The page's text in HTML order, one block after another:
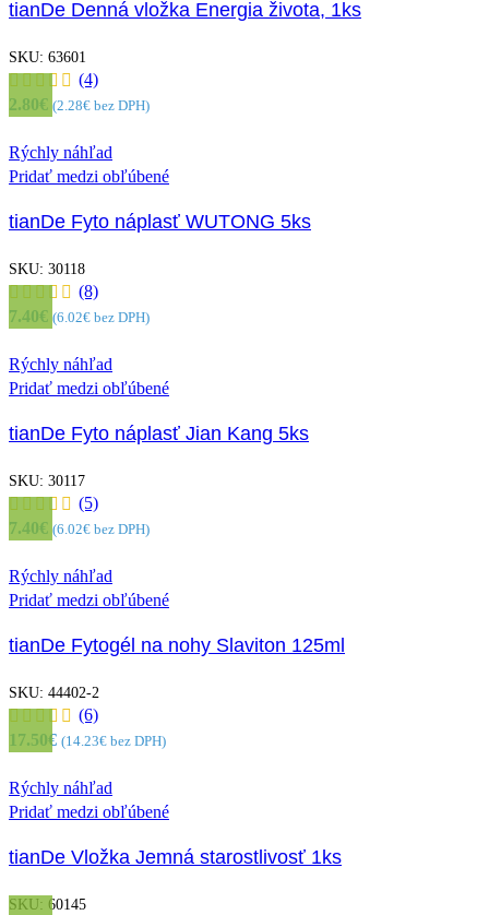
tianDe Denná vložka Energia života, 1ks
SKU: 63601
(4)
2.80€ (2.28€ bez DPH)
Rýchly náhľad
Pridať medzi obľúbené
tianDe Fyto náplasť WUTONG 5ks
SKU: 30118
(8)
7.40€ (6.02€ bez DPH)
Rýchly náhľad
Pridať medzi obľúbené
tianDe Fyto náplasť Jian Kang 5ks
SKU: 30117
(5)
7.40€ (6.02€ bez DPH)
Rýchly náhľad
Pridať medzi obľúbené
tianDe Fytogél na nohy Slaviton 125ml
SKU: 44402-2
(6)
17.50€ (14.23€ bez DPH)
Rýchly náhľad
Pridať medzi obľúbené
tianDe Vložka Jemná starostlivosť 1ks
SKU: 60145